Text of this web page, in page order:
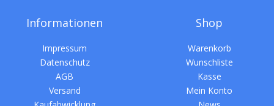
Informationen
Impressum
Datenschutz
AGB
Versand
Shop
Warenkorb
Wunschliste
Kasse
Mein Konto